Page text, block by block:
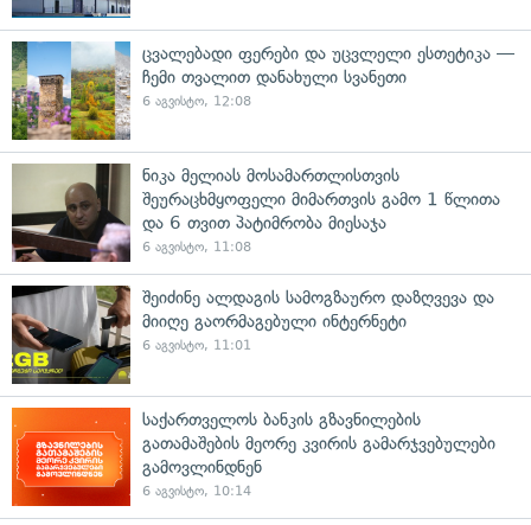
ცვალებადი ფერები და უცვლელი ესთეტიკა —
ჩემი თვალით დანახული სვანეთი
6 აგვისტო, 12:08
ნიკა მელიას მოსამართლისთვის
შეურაცხმყოფელი მიმართვის გამო 1 წლითა
და 6 თვით პატიმრობა მიესაჯა
6 აგვისტო, 11:08
შეიძინე ალდაგის სამოგზაურო დაზღვევა და
მიიღე გაორმაგებული ინტერნეტი
6 აგვისტო, 11:01
საქართველოს ბანკის გზავნილების
გათამაშების მეორე კვირის გამარჯვებულები
გამოვლინდნენ
6 აგვისტო, 10:14